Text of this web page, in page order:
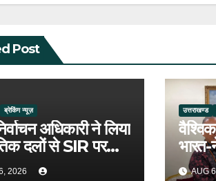
Post
ब्रेकिंग न्यूज़
अधिकारी ने लिया
दलों से SIR पर
2026
उत्तराखण्ड
AUG